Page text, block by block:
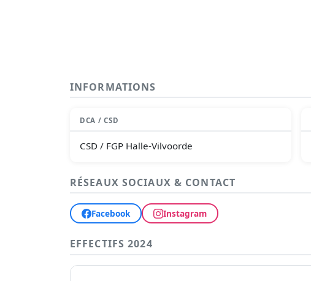
INFORMATIONS
DCA / CSD
CSD / FGP Halle-Vilvoorde
RÉSEAUX SOCIAUX & CONTACT
Facebook Instagram
EFFECTIFS 2024